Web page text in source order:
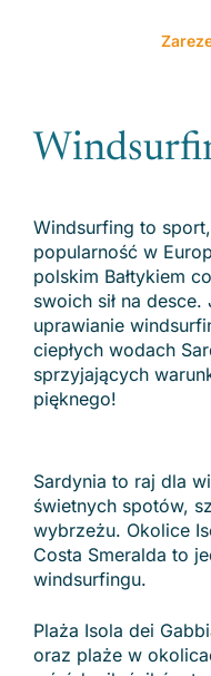
Windsurfing to
popularność w
polskim Bałtykiem
swoich sił na
uprawianie
ciepłych wodach
sprzyjających
pięknego!
Sardynia to raj dla
świetnych spotów,
wybrzeżu. Okolice
Costa Smeralda to
windsurfingu.
Plaża Isola dei
oraz plaże w